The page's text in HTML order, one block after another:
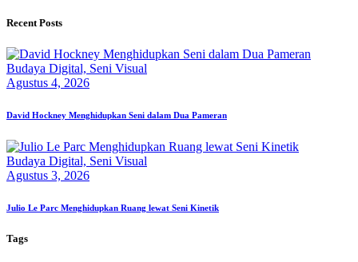
Recent Posts
Budaya Digital, Seni Visual
Agustus 4, 2026
David Hockney Menghidupkan Seni dalam Dua Pameran
Budaya Digital, Seni Visual
Agustus 3, 2026
Julio Le Parc Menghidupkan Ruang lewat Seni Kinetik
Tags